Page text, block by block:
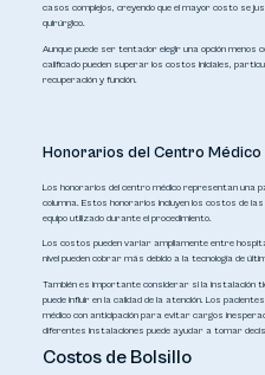
casos complejos, creyendo que el mayor costo se
quirúrgico.
Aunque puede ser tentador elegir una opción menos
calificado pueden superar los costos iniciales,
recuperación y función.
Honorarios del Centro Médico
Los honorarios del centro médico representan una
columna. Estos honorarios incluyen los costos de
equipo utilizado durante el procedimiento.
Los costos pueden variar ampliamente entre
nivel pueden cobrar más debido a la tecnología de
También es importante considerar si la instalación
puede influir en la calidad de la atención. Los
médico con anticipación para evitar cargos
diferentes instalaciones puede ayudar a tomar
Costos de Bolsillo